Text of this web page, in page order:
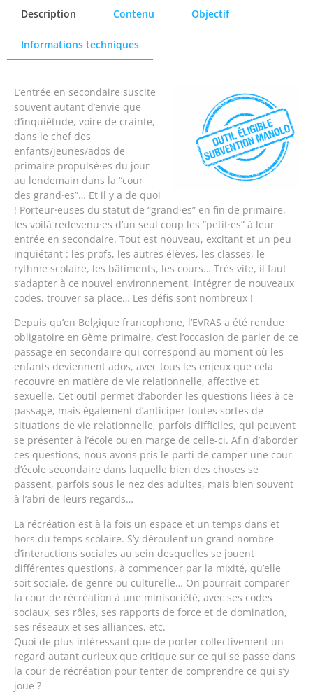
Description Contenu Objectif
Informations techniques
L’entrée en secondaire suscite
souvent autant d’envie que
d’inquiétude, voire de crainte,
dans le chef des
enfants/jeunes/ados de
primaire propulsé·es du jour
au lendemain dans la “cour
des grand·es”… Et il y a de quoi
! Porteur·euses du statut de “grand·es” en fin de primaire,
les voilà redevenu·es d’un seul coup les “petit·es” à leur
entrée en secondaire. Tout est nouveau, excitant et un peu
inquiétant : les profs, les autres élèves, les classes, le
rythme scolaire, les bâtiments, les cours… Très vite, il faut
s’adapter à ce nouvel environnement, intégrer de nouveaux
codes, trouver sa place… Les défis sont nombreux !
Depuis qu’en Belgique francophone, l’EVRAS a été rendue
obligatoire en 6ème primaire, c’est l’occasion de parler de ce
passage en secondaire qui correspond au moment où les
enfants deviennent ados, avec tous les enjeux que cela
recouvre en matière de vie relationnelle, affective et
sexuelle. Cet outil permet d’aborder les questions liées à ce
passage, mais également d’anticiper toutes sortes de
situations de vie relationnelle, parfois difficiles, qui peuvent
se présenter à l’école ou en marge de celle-ci. Afin d’aborder
ces questions, nous avons pris le parti de camper une cour
d’école secondaire dans laquelle bien des choses se
passent, parfois sous le nez des adultes, mais bien souvent
à l’abri de leurs regards…
La récréation est à la fois un espace et un temps dans et
hors du temps scolaire. S’y déroulent un grand nombre
d’interactions sociales au sein desquelles se jouent
différentes questions, à commencer par la mixité, qu’elle
soit sociale, de genre ou culturelle… On pourrait comparer
la cour de récréation à une minisociété, avec ses codes
sociaux, ses rôles, ses rapports de force et de domination,
ses réseaux et ses alliances, etc.
Quoi de plus intéressant que de porter collectivement un
regard autant curieux que critique sur ce qui se passe dans
la cour de récréation pour tenter de comprendre ce qui s’y
joue ?